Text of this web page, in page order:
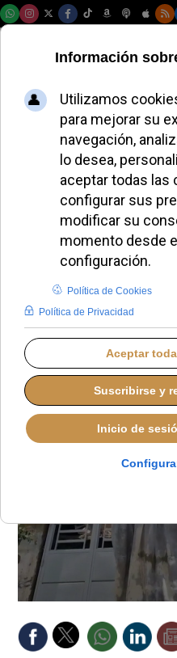
Perú
León
de cinco
Chiclayo
REDACCIÓN PAPA LEÓN XIV